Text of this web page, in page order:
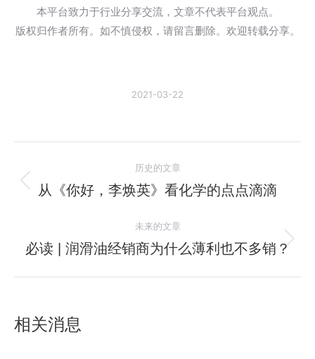
本平台致力于行业分享交流，文章不代表平台观点。
版权归作者所有。如不慎侵权，请留言删除。欢迎转载分享。
2021-03-22
章
航
历史的文章
历
的
文
从《你好，李焕英》看化学的点点滴滴
未来的文章
未
必读 | 润滑油经销商为什么薄利也不多销？
相关消息